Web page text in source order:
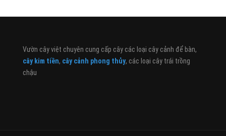
Vườn cây việt chuyên cung cấp cây các loại cây cảnh để bàn,
cây kim tiền, cây cảnh phong thủy, các loại cây trái trồng
chậu